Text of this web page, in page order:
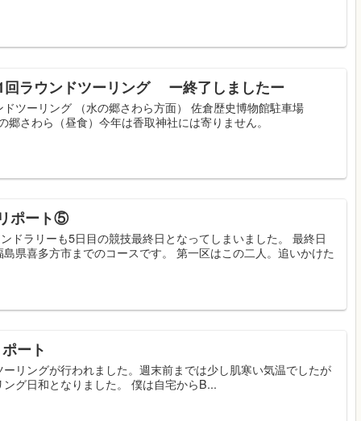
ラウンドツーリング ー終了しましたー
ツーリング （水の郷さわら方面） 佐倉歴史博物館駐車場
昼食）今年は香取神社には寄りません。
ポート⑤
ドラリーも5日目の競技最終日となってしまいました。 最終日
県喜多方市までのコースです。 第一区はこの二人。追いかけた
ート
リングが行われました。週末前までは少し肌寒い気温でしたが
グ日和となりました。 僕は自宅からB...